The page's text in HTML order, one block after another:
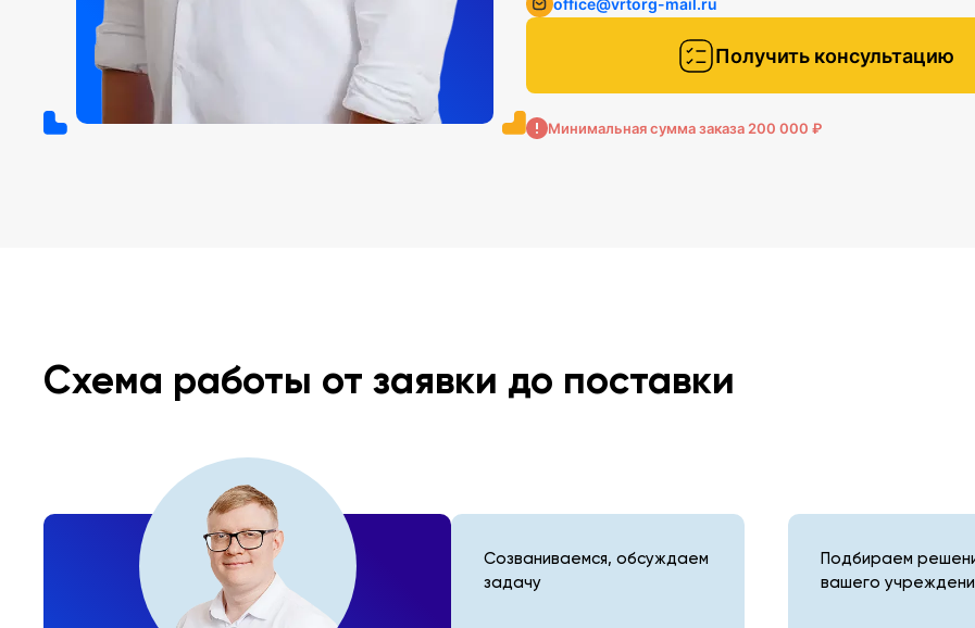
Получить консультацию
Минимальная сумма заказа 200 000 ₽
Схема работы от заявки до поставки
Созваниваемся, обсуждаем
задачу
Подбираем
вашего